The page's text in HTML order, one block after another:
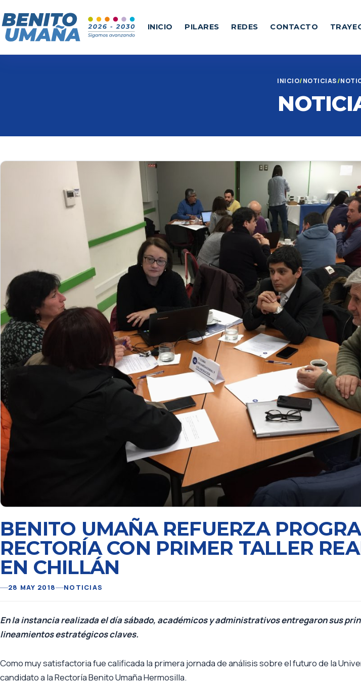
INICIO PILARES REDES CONTACTO
INICIO NOTICIAS
BENITO UMAÑA REFUERZA
RECTORÍA CON PRIMER TALLER
EN CHILLÁN
28 MAY 2018 NOTICIAS
En la instancia realizada el día sábado, académicos y administrativos entregaron sus
lineamientos estratégicos claves.
Como muy satisfactoria fue calificada la primera jornada de análisis sobre el futuro de la
candidato a la Rectoría Benito Umaña Hermosilla.